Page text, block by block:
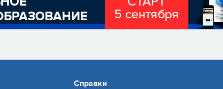
Справки